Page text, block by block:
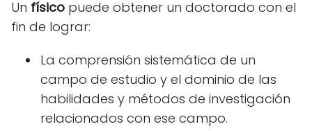
Un físico puede obtener un doctorado con el
fin de lograr:
La comprensión sistemática de un
campo de estudio y el dominio de las
habilidades y métodos de investigación
relacionados con ese campo.